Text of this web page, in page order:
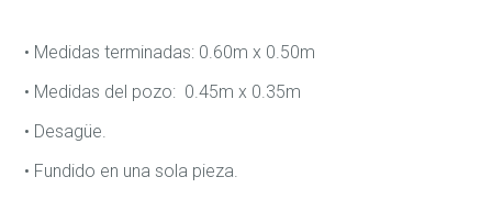
• Medidas terminadas: 0.60m x 0.50m
• Medidas del pozo: 0.45m x 0.35m
• Desagüe.
• Fundido en una sola pieza.